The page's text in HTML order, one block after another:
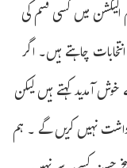
الیکشن میں کسی قسم کی
چاہتے ہیں۔ اگر
آمدید کہتے ہیں لیکن
نہیں کریں گے ۔ ہم